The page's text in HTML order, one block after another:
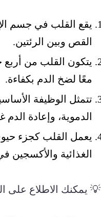
يقع القلب في جسم
القص وبين الرئتين.
يتكون القلب من أربع
معًا لضخ الدم بكفاءة.
تتمثل الوظيفة
الدموية، وإعادة
يعمل القلب كجزء
الغذائية والأكسجين
💡 يمكنك الاطلاع على